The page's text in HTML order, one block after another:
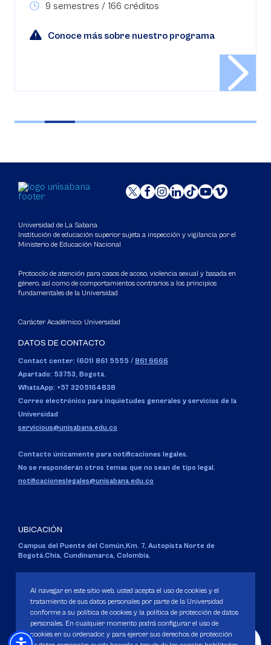
9 semestres / 164 créditos
Conoce más sobre nuestro programa
Universidad de La Sabana
Institución de educación superior sujeta a inspección y vigilancia por el
Ministerio de Educación Nacional
Protocolo de atención para casos de acoso, violencia sexual y basada en
género, así como de comportamientos contrarios a los principios
fundamentales de la Universidad
Carácter Académico: Universidad
DATOS DE CONTACTO
Contact center: (601) 861 5555 / 861 6666
Apartado: 53753, Bogotá.
WhatsApp: +57 3205164838
Correo electrónico para inquietudes generales y servicios de la
Universidad
servicious@unisabana.edu.co
Contacto únicamente para notificaciones legales.
No se responderán otros temas que no sean de tipo legal.
notificacioneslegales@unisabana.edu.co
UBICACIÓN
Campus del Puente del Común,Km. 7, Autopista Norte de
Bogotá.Chía, Cundinamarca, Colombia.
Personería Jurídica:Resolución 130 del 14 de enero de 1980.
Ministerio de Educación Nacional.
Al navegar en este sitio web, usted acepta el uso de cookies y el
tratamiento de sus datos personales por parte de la Universidad
conforme a su política de cookies y la política de protección de datos
personales. En cualquier momento podrá configurar el uso de
cookies en su ordenador, y para ejercer sus derechos de protección